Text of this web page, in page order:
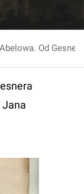
Jana